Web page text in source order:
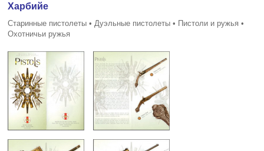
Харбийе
Старинные пистолеты • Дуэльные пистолеты • Пистоли и ружья •
Охотничьи ружья